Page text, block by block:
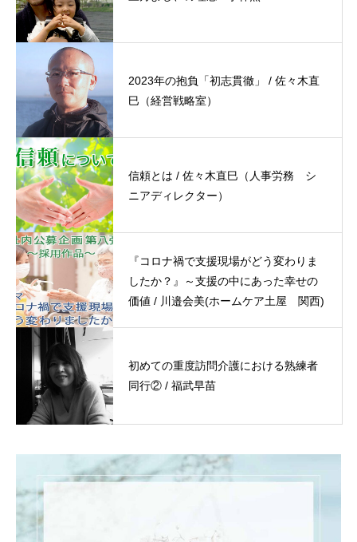
2023年の抱負「初志貫徹」 / 佐々木直
巳（経営戦略室）
​信頼とは / 佐々木直巳（人事労務 シ
ニアディレクター）
『コロナ禍で支援現場がどう変わりま
したか？』～支援の中にあった幸せの
価値 / 川邉会美(ホームケア土屋 関西)
初めての重度訪問介護における熟練者
同行② / 福武早苗